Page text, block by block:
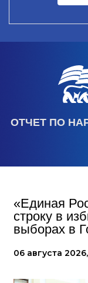
ОТЧЕТ ПО
«Единая
строку в
выборах в
06 августа 2026,